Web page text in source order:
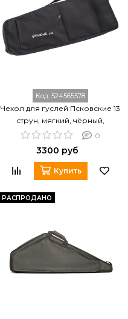
Код: 524565578
Чехол для гуслей Псковские 13
струн, мягкий, чёрный,
Гусельник GU-00.35.13.00000
0
3300 руб
Купить
РАСПРОДАНО